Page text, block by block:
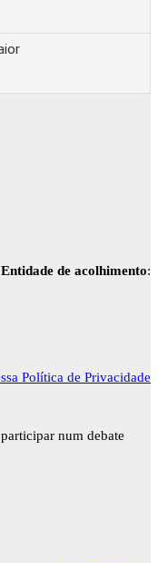
Entidade de acolhimento:
Política de Privacidade
num debate